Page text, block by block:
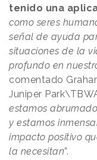
tenido una
como seres
señal de ayuda
situaciones de la
profundo en
comentado
Juniper
estamos
y estamos
impacto positivo
la necesitan”.